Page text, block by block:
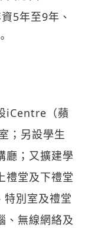
5年至9年、
iCentre（蘋
；另設學生
廳；又擴建學
禮堂及下禮堂
特別室及禮堂
、無線網絡及